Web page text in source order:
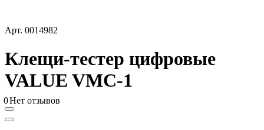
Арт. 0014982
Клещи-тестер цифровые
VALUE VMC-1
0Нет отзывов